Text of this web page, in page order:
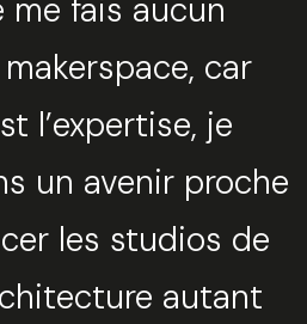
me fais aucun
car
l’expertise, je
un avenir proche
les studios de
autant